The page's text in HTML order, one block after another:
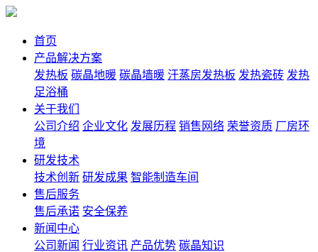
首页
产品解决方案
发热板 碳晶地暖 碳晶墙暖 汗蒸房发热板 发热瓷砖 发热
足浴桶
关于我们
公司介绍 企业文化 发展历程 销售网络 荣誉资质 厂房环
境
研发技术
技术创新 研发成果 智能制造车间
售后服务
售后承诺 安全保养
新闻中心
公司新闻 行业资讯 产品优势 碳晶知识